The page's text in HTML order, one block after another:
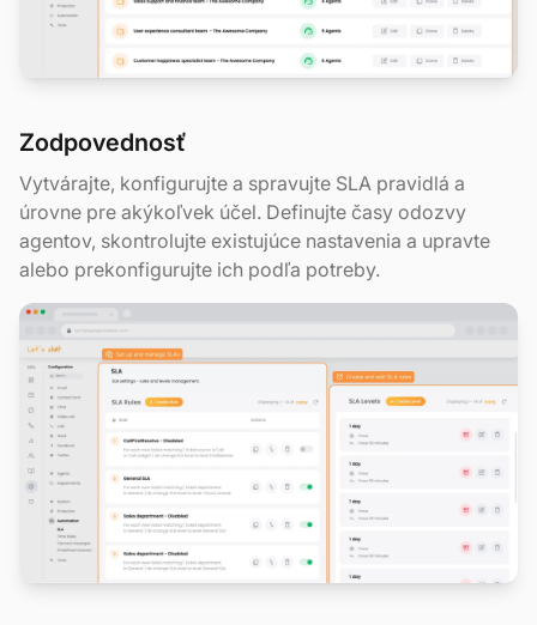
Zodpovednosť
Vytvárajte, konfigurujte a spravujte SLA pravidlá a
úrovne pre akýkoľvek účel. Definujte časy odozvy
agentov, skontrolujte existujúce nastavenia a upravte
alebo prekonfigurujte ich podľa potreby.